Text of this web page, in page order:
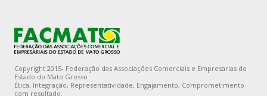
Copyright 2015- Federação das Associações Comerciais e Empresarias do
Estado do Mato Grosso
Ética, Integração, Representatividade, Engajamento, Comprometimento
com resultado.